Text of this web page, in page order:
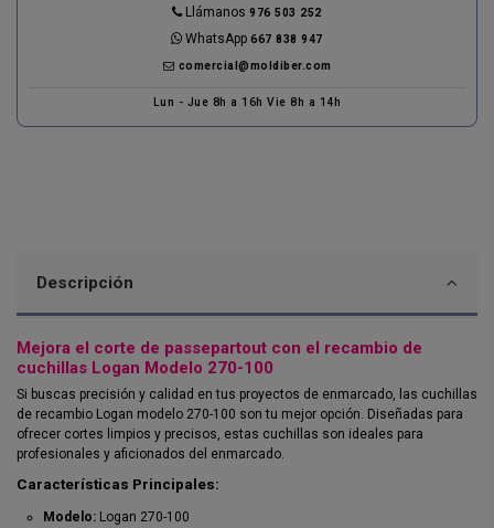
Llámanos976 503 252
WhatsApp667 838 947
comercial@moldiber.com
Lun - Jue 8h a 16h Vie 8h a 14h
Descripción
Mejora el corte de passepartout con el recambio de
cuchillas Logan Modelo 270-100
Si buscas precisión y calidad en tus proyectos de enmarcado, las cuchillas
de recambio Logan modelo 270-100 son tu mejor opción. Diseñadas para
ofrecer cortes limpios y precisos, estas cuchillas son ideales para
profesionales y aficionados del enmarcado.
Características Principales:
Modelo: Logan 270-100